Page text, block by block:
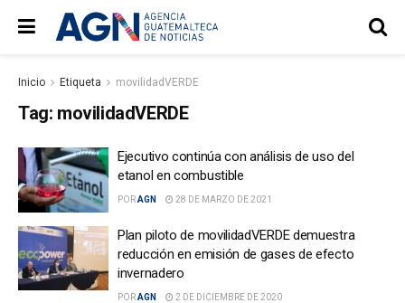
Inicio Etiqueta movilidadVERDE
Tag: movilidadVERDE
Ejecutivo continúa con análisis de uso del
etanol en combustible
PORAGN 28 DE MARZO DE 2021
Plan piloto de movilidadVERDE demuestra
reducción en emisión de gases de efecto
invernadero
PORAGN 2 DE DICIEMBRE DE 2020